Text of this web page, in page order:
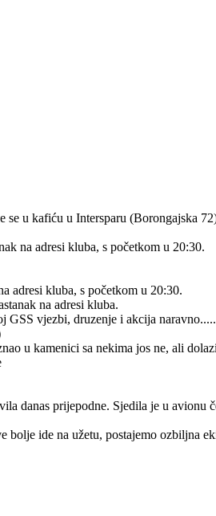
se u kafiću u Intersparu (Borongajska
na adresi kluba, s početkom u 20:30.
adresi kluba, s početkom u 20:30.
na adresi kluba.
vjezbi, druzenje i akcija
u kamenici sa nekima jos ne, ali
danas prijepodne. Sjedila je u
bolje ide na užetu, postajemo ozbiljna